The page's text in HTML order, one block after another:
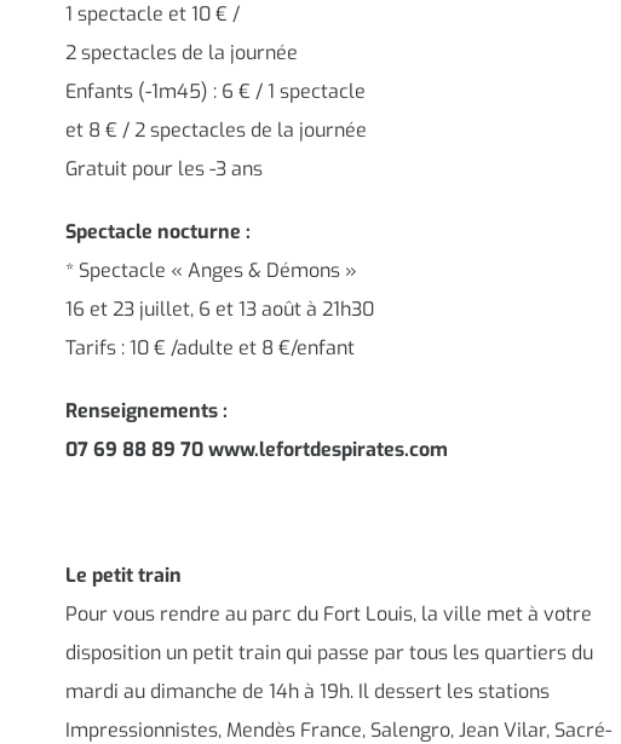
1 spectacle et 10 € /
2 spectacles de la journée
Enfants (-1m45) : 6 € / 1 spectacle
et 8 € / 2 spectacles de la journée
Gratuit pour les -3 ans
Spectacle nocturne :
* Spectacle « Anges & Démons »
16 et 23 juillet, 6 et 13 août à 21h30
Tarifs : 10 € /adulte et 8 €/enfant
Renseignements :
07 69 88 89 70 www.lefortdespirates.com
Le petit train
Pour vous rendre au parc du Fort Louis, la ville met à votre
disposition un petit train qui passe par tous les quartiers du
mardi au dimanche de 14h à 19h. Il dessert les stations
Impressionnistes, Mendès France, Salengro, Jean Vilar, Sacré-